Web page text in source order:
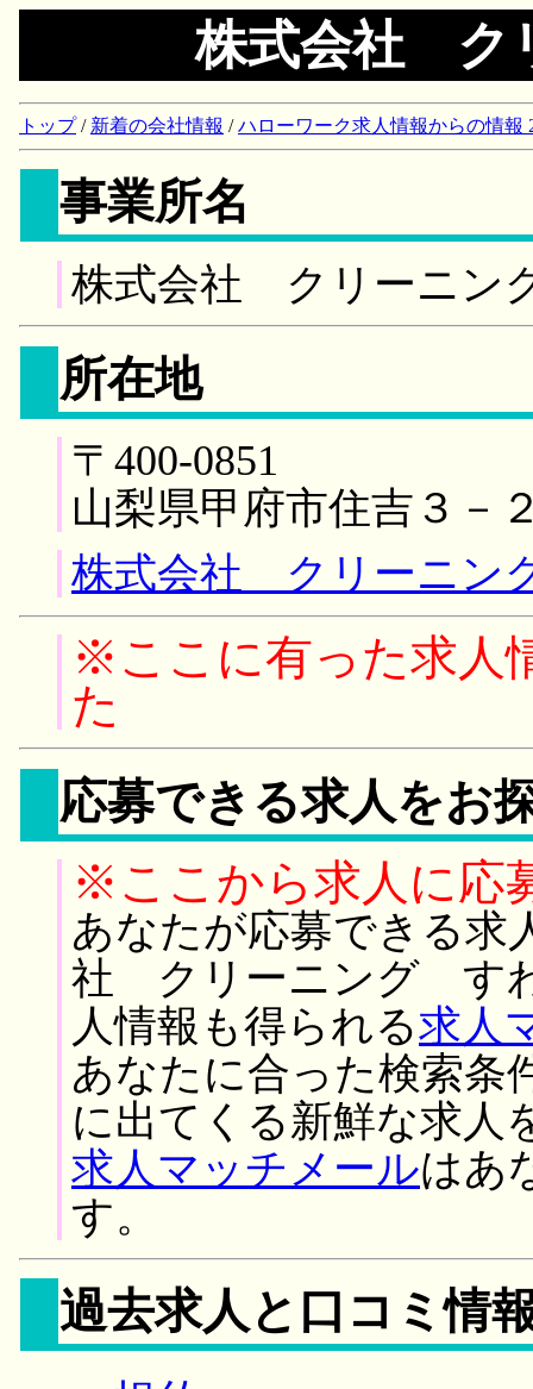
株式会社 ク
トップ/ 新着の会社情報 /ハローワーク求人情報からの情報
事業所名
株式会社 クリーニン
所在地
〒400-0851
山梨県甲府市住吉３－
株式会社 クリーニン
※ここに有った求人
た
応募できる求人をお
※ここから求人に応
あなたが応募できる求
社 クリーニング す
人情報も得られる求人
あなたに合った検索条
に出てくる新鮮な求人
求人マッチメールはあ
す。
過去求人と口コミ情